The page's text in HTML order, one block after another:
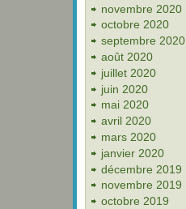
novembre 2020
octobre 2020
septembre 2020
août 2020
juillet 2020
juin 2020
mai 2020
avril 2020
mars 2020
janvier 2020
décembre 2019
novembre 2019
octobre 2019